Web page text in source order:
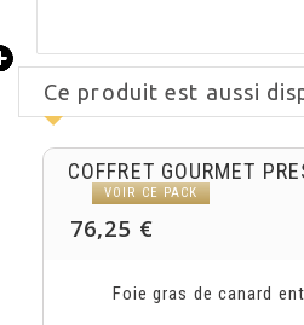
Ce produit est aussi
COFFRET GOURMET
VOIR CE PACK
76,25 €
Foie gras de canard